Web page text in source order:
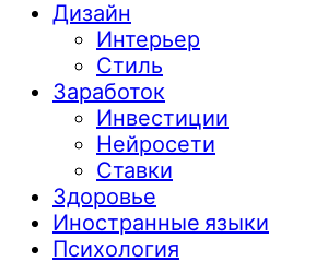
Дизайн
Интерьер
Стиль
Заработок
Инвестиции
Нейросети
Ставки
Здоровье
Иностранные языки
Психология